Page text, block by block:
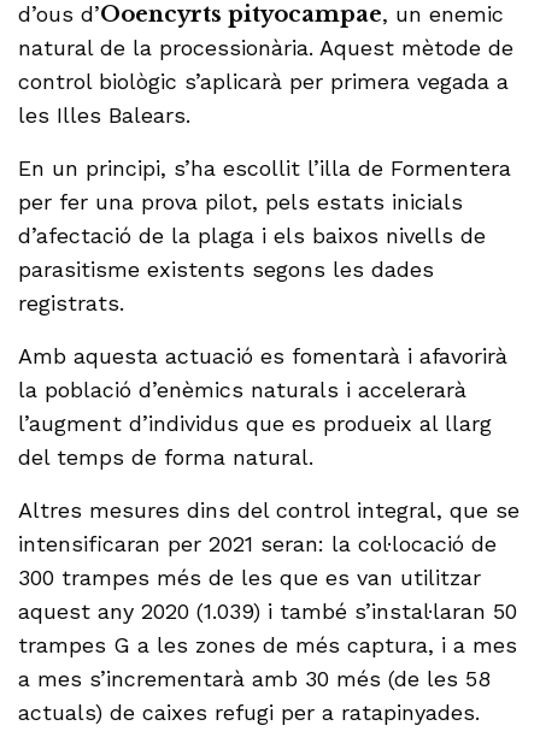
d’ous d’Ooencyrts pityocampae, un enemic
natural de la processionària. Aquest mètode de
control biològic s’aplicarà per primera vegada a
les Illes Balears.
En un principi, s’ha escollit l’illa de Formentera
per fer una prova pilot, pels estats inicials
d’afectació de la plaga i els baixos nivells de
parasitisme existents segons les dades
registrats.
Amb aquesta actuació es fomentarà i afavorirà
la població d’enèmics naturals i accelerarà
l’augment d’individus que es produeix al llarg
del temps de forma natural.
Altres mesures dins del control integral, que se
intensificaran per 2021 seran: la col·locació de
300 trampes més de les que es van utilitzar
aquest any 2020 (1.039) i també s’instal·laran 50
trampes G a les zones de més captura, i a mes
a mes s’incrementarà amb 30 més (de les 58
actuals) de caixes refugi per a ratapinyades.